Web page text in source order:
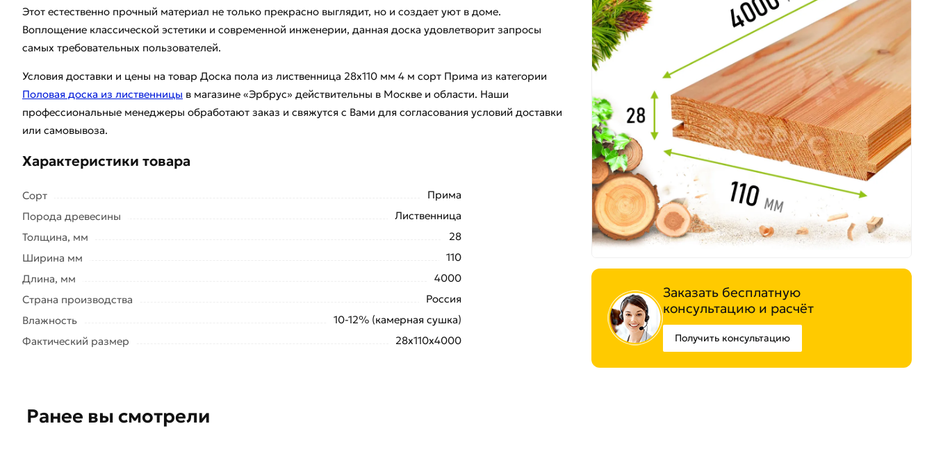
Этот естественно прочный материал не только прекрасно выглядит, но и создает уют в доме.
Воплощение классической эстетики и современной инженерии, данная доска удовлетворит запросы
самых требовательных пользователей.
Условия доставки и цены на товар Доска пола из лиственница 28x110 мм 4 м сорт Прима из категории
Половая доска из лиственницы в магазине «Эрбрус» действительны в Москве и области. Наши
профессиональные менеджеры обработают заказ и свяжутся с Вами для согласования условий доставки
или самовывоза.
Характеристики товара
Сорт
Прима
Порода древесины
Лиственница
Толщина, мм
28
Ширина мм
110
Длина, мм
4000
Страна производства
Россия
Влажность
10-12% (камерная сушка)
Фактический размер
28x110х4000
Заказать бесплатную
консультацию и расчёт
Получить консультацию
Ранее вы смотрели